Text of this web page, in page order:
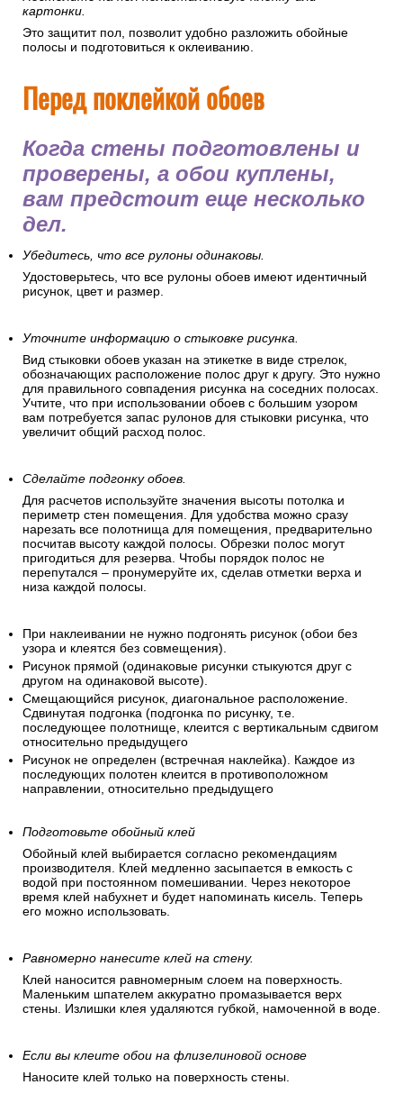
картонки.
Это защитит пол, позволит удобно разложить обойные
полосы и подготовиться к оклеиванию.
Перед поклейкой обоев
Когда стены подготовлены и
проверены, а обои куплены,
вам предстоит еще несколько
дел.
Убедитесь, что все рулоны одинаковы.
Удостоверьтесь, что все рулоны обоев имеют идентичный
рисунок, цвет и размер.
Уточните информацию о стыковке рисунка.
Вид стыковки обоев указан на этикетке в виде стрелок,
обозначающих расположение полос друг к другу. Это нужно
для правильного совпадения рисунка на соседних полосах.
Учтите, что при использовании обоев с большим узором
вам потребуется запас рулонов для стыковки рисунка, что
увеличит общий расход полос.
Сделайте подгонку обоев.
Для расчетов используйте значения высоты потолка и
периметр стен помещения. Для удобства можно сразу
нарезать все полотнища для помещения, предварительно
посчитав высоту каждой полосы. Обрезки полос могут
пригодиться для резерва. Чтобы порядок полос не
перепутался – пронумеруйте их, сделав отметки верха и
низа каждой полосы.
При наклеивании не нужно подгонять рисунок (обои без
узора и клеятся без совмещения).
Рисунок прямой (одинаковые рисунки стыкуются друг с
другом на одинаковой высоте).
Смещающийся рисунок, диагональное расположение.
Сдвинутая подгонка (подгонка по рисунку, т.е.
последующее полотнище, клеится с вертикальным сдвигом
относительно предыдущего
Рисунок не определен (встречная наклейка). Каждое из
последующих полотен клеится в противоположном
направлении, относительно предыдущего
Подготовьте обойный клей
Обойный клей выбирается согласно рекомендациям
производителя. Клей медленно засыпается в емкость с
водой при постоянном помешивании. Через некоторое
время клей набухнет и будет напоминать кисель. Теперь
его можно использовать.
Равномерно нанесите клей на стену.
Клей наносится равномерным слоем на поверхность.
Маленьким шпателем аккуратно промазывается верх
стены. Излишки клея удаляются губкой, намоченной в воде.
Если вы клеите обои на флизелиновой основе
Наносите клей только на поверхность стены.